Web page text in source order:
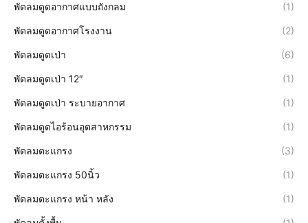
พัดลมดูดอากาศแบบถังกลม (1)
พัดลมดูดอากาศโรงงาน (2)
พัดลมดูดเป่า (6)
พัดลมดูดเป่า 12″ (1)
พัดลมดูดเป่า ระบายอากาศ (1)
พัดลมดูดไอร้อนอุตสาหกรรม (1)
พัดลมตะแกรง (3)
พัดลมตะแกรง 50นิ้ว (1)
พัดลมตะแกรง หน้า หลัง (1)